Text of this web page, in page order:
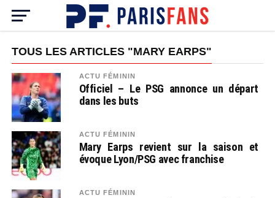
TOUS LES ARTICLES "MARY EARPS"
ACTU FÉMININ
Officiel – Le PSG annonce un départ
dans les buts
ACTU FÉMININ
Mary Earps revient sur la saison et
évoque Lyon/PSG avec franchise
ACTU FÉMININ